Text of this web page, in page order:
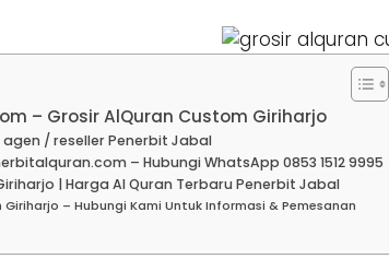
– Grosir AlQuran Custom Giriharjo
/ reseller Penerbit Jabal
– Hubungi WhatsApp 0853 1512 9995
| Harga Al Quran Terbaru Penerbit Jabal
– Hubungi Kami Untuk Informasi & Pemesanan